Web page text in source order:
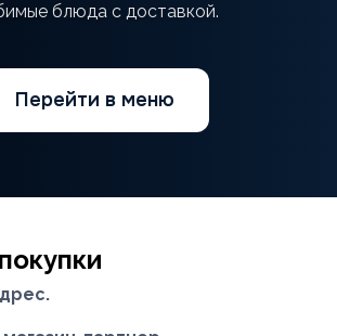
блюда с доставкой.
Перейти в меню